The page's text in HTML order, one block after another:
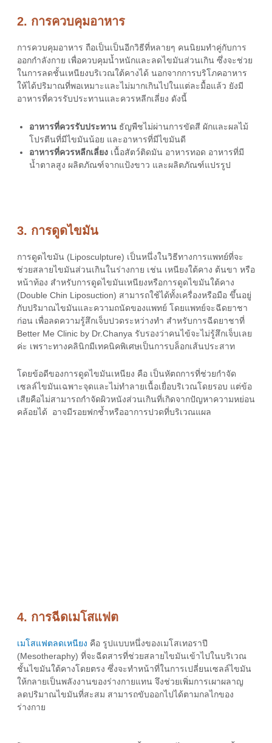
2. การควบคุมอาหาร
การควบคุมอาหาร ถือเป็นเป็นอีกวิธีที่หลายๆ คนนิยมทำคู่กับการ
ออกกำลังกาย เพื่อควบคุมน้ำหนักและลดไขมันส่วนเกิน ซึ่งจะช่วย
ในการลดชั้นเหนียงบริเวณใต้คางได้ นอกจากการบริโภคอาหาร
ให้ได้ปริมาณที่พอเหมาะและไม่มากเกินไปในแต่ละมื้อแล้ว ยังมี
อาหารที่ควรรับประทานและควรหลีกเลี่ยง ดังนี้
อาหารที่ควรรับประทาน ธัญพืชไม่ผ่านการขัดสี ผักและผลไม้
โปรตีนที่มีไขมันน้อย และอาหารที่มีไขมันดี
อาหารที่ควรหลีกเลี่ยง เนื้อสัตว์ติดมัน อาหารทอด อาหารที่มี
น้ำตาลสูง ผลิตภัณฑ์จากแป้งขาว และผลิตภัณฑ์แปรรูป
3. การดูดไขมัน
การดูดไขมัน (Liposculpture) เป็นหนึ่งในวิธีทางการแพทย์ที่จะ
ช่วยสลายไขมันส่วนเกินในร่างกาย เช่น เหนียงใต้คาง ต้นขา หรือ
หน้าท้อง สำหรับการดูดไขมันเหนียงหรือการดูดไขมันใต้คาง
(Double Chin Liposuction) สามารถใช้ได้ทั้งเครื่องหรือมือ ขึ้นอยู่
กับปริมาณไขมันและความถนัดของแพทย์ โดยแพทย์จะฉีดยาชา
ก่อน เพื่อลดความรู้สึกเจ็บปวดระหว่างทำ สำหรับการฉีดยาชาที่
Better Me Clinic by Dr.Chanya รับรองว่าคนไข้จะไม่รู้สึกเจ็บเลย
ค่ะ เพราะทางคลินิกมีเทคนิคพิเศษเป็นการบล็อกเส้นประสาท
โดยข้อดีของการดูดไขมันเหนียง คือ เป็นหัตถการที่ช่วยกำจัด
เซลล์ไขมันเฉพาะจุดและไม่ทำลายเนื้อเยื่อบริเวณโดยรอบ แต่ข้อ
เสียคือไม่สามารถกำจัดผิวหนังส่วนเกินที่เกิดจากปัญหาความหย่อน
คล้อยได้ อาจมีรอยฟกช้ำหรืออาการปวดที่บริเวณแผล
4. การฉีดเมโสแฟต
เมโสแฟตลดเหนียง คือ รูปแบบหนึ่งของเมโสเทอราปี
(Mesotheraphy) ที่จะฉีดสารที่ช่วยสลายไขมันเข้าไปในบริเวณ
ชั้นไขมันใต้คางโดยตรง ซึ่งจะทำหน้าที่ในการเปลี่ยนเซลล์ไขมัน
ให้กลายเป็นพลังงานของร่างกายแทน จึงช่วยเพิ่มการเผาผลาญ
ลดปริมาณไขมันที่สะสม สามารถขับออกไปได้ตามกลไกของ
ร่างกาย